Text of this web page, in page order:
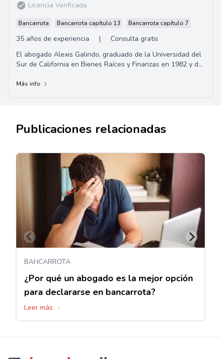
Licencia Verificada
Bancarrota Bancarrota capítulo 13 Bancarrota capítulo 7
35 años de experiencia |
Consulta gratis
El abogado Alexis Galindo, graduado de la Universidad del
Sur de California en Bienes Raíces y Finanzas en 1982 y de
1985. Es corredor de bienes raíces en California por más de
graves.
Más info
Publicaciones relacionadas
BANCARROTA
¿Por qué un abogado es la mejor opción
para declararse en bancarrota?
Leer más